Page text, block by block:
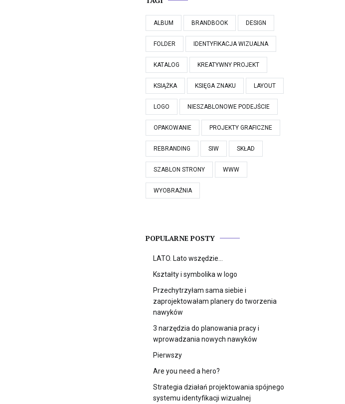
ALBUM BRANDBOOK DESIGN
FOLDER IDENTYFIKACJA WIZUALNA
KATALOG KREATYWNY PROJEKT
KSIĄŻKA KSIĘGA ZNAKU LAYOUT
LOGO NIESZABLONOWE PODEJŚCIE
OPAKOWANIE PROJEKTY GRAFICZNE
REBRANDING SIW SKŁAD
SZABLON STRONY WWW
WYOBRAŹNIA
POPULARNE POSTY
LATO. Lato wszędzie…
Kształty i symbolika w logo
Przechytrzyłam sama siebie i
zaprojektowałam planery do tworzenia
nawyków
3 narzędzia do planowania pracy i
wprowadzania nowych nawyków
Pierwszy
Are you need a hero?
Strategia działań projektowania spójnego
systemu identyfikacji wizualnej